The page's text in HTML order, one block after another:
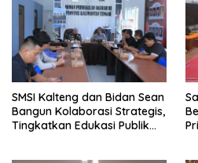
SMSI Kalteng dan Bidan Sean
Bangun Kolaborasi Strategis,
Tingkatkan Edukasi Publik